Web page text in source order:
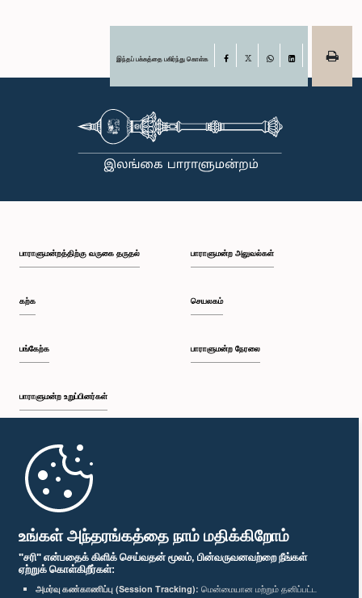
உங்கள் அந்தரங்கத்தை நாம் மதிக்கிறோம்
"சரி" என்பதைக் கிளிக் செய்வதன் மூலம், பின்வருவனவற்றை நீங்கள்
ஏற்றுக் கொள்கிறீர்கள்:
அமர்வு கண்காணிப்பு (Session Tracking): மென்மையான மற்றும் தனிப்பட்ட
இந்தப் பக்கத்தை பகிர்ந்து கொள்க Facebook
பாராளுமன்றத்திற்கு வருகை தருதல்
கற்க
பங்கேற்க
பாராளுமன்ற உறுப்பினர்கள்
முதற்பக்கம்
பாராளுமன்ற அலுவல்கள்
செயலகம்
பாராளுமன்ற நேரலை
பாராளுமன்ற கையடக்க செயலி